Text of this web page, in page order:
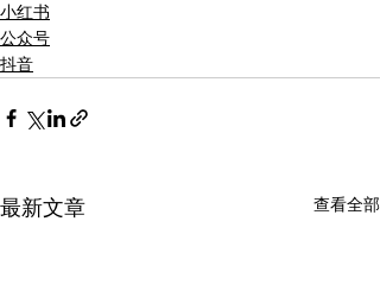
小红书
公众号
抖音
最新文章 查看全部